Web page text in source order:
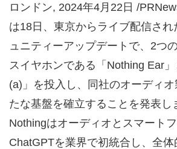
ロンドン, 2024年4月22日 /
は18日、東京からライブ配信され
ュニティーアップデートで、2つ
スイヤホンである「Nothing Ear
(a)」を投入し、同社のオーディ
たな基盤を確立することを発表し
Nothingはオーディオとスマート
ChatGPTを業界で初統合し、全